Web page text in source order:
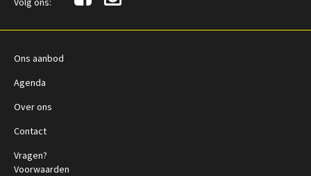
Ons aanbod
Agenda
Over ons
Contact
Vragen?
Voorwaarden